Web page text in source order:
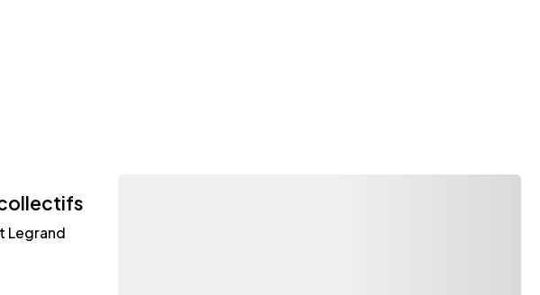
Legrand